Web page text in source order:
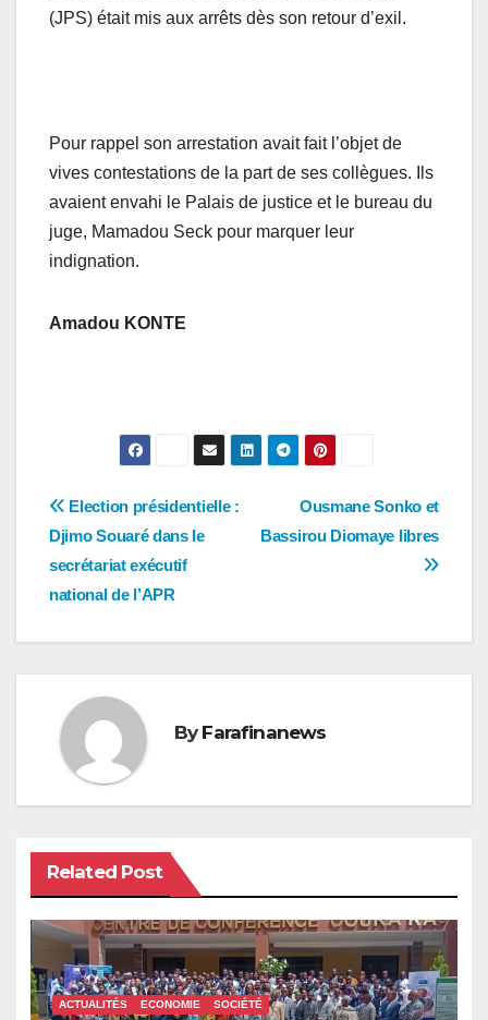
(JPS) était mis aux arrêts dès son retour d’exil.
Pour rappel son arrestation avait fait l’objet de
vives contestations de la part de ses collègues. Ils
avaient envahi le Palais de justice et le bureau du
juge, Mamadou Seck pour marquer leur
indignation.
Amadou KONTE
Navigation
de
l’article
Ousmane Sonko et
Bassirou Diomaye libres
Election présidentielle :
Djimo Souaré dans le
secrétariat exécutif
national de l’APR
By Farafinanews
Related Post
ACTUALITÉS ECONOMIE SOCIÉTÉ